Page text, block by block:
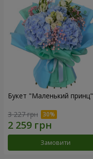
Букет "Маленький принц"
3 227 грн
Замовити